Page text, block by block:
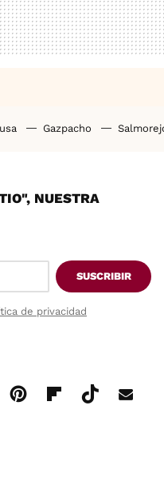
Gazpacho
NUESTRA
SUSCRIBIR
de privacidad